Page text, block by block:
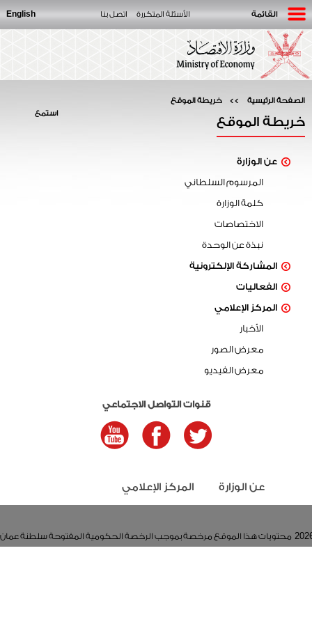
القائمة الأسئلة المتكررة اتصل بنا English
استمع
الصفحة الرئيسية >> خريطة الموقع
خريطة الموقع
عن الوزارة
المرسوم السلطاني
كلمة الوزارة
الاختصاصات
نبذة عن الوحدة
المشاركة الإلكترونية
الفعاليات
المركز الإعلامي
الأخبار
معرض الصور
معرض الفيديو
قنوات التواصل الاجتماعي
عن الوزارة المركز الإعلامي
محتويات هذا الموقع مرخصة بموجب الرخصة الحكومية المفتوحة سلطنة عمان